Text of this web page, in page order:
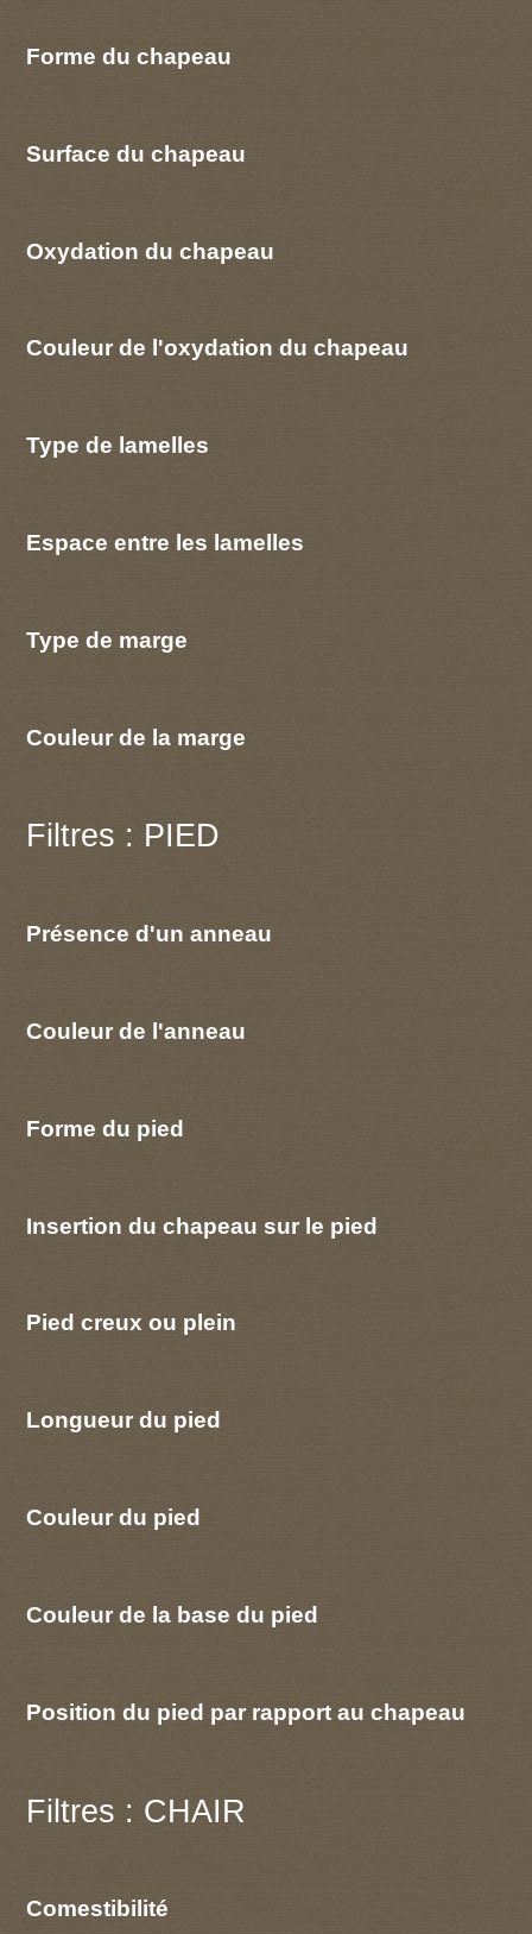
Forme du chapeau
Surface du chapeau
Oxydation du chapeau
Couleur de l'oxydation du chapeau
Type de lamelles
Espace entre les lamelles
Type de marge
Couleur de la marge
Filtres : PIED
Présence d'un anneau
Couleur de l'anneau
Forme du pied
Insertion du chapeau sur le pied
Pied creux ou plein
Longueur du pied
Couleur du pied
Couleur de la base du pied
Position du pied par rapport au chapeau
Filtres : CHAIR
Comestibilité